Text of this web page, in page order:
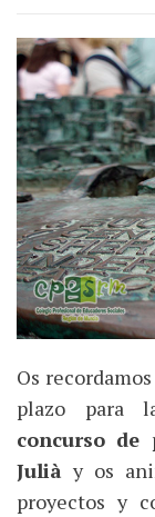
Os
plazo para
concurso de
Julià y os
proyectos y